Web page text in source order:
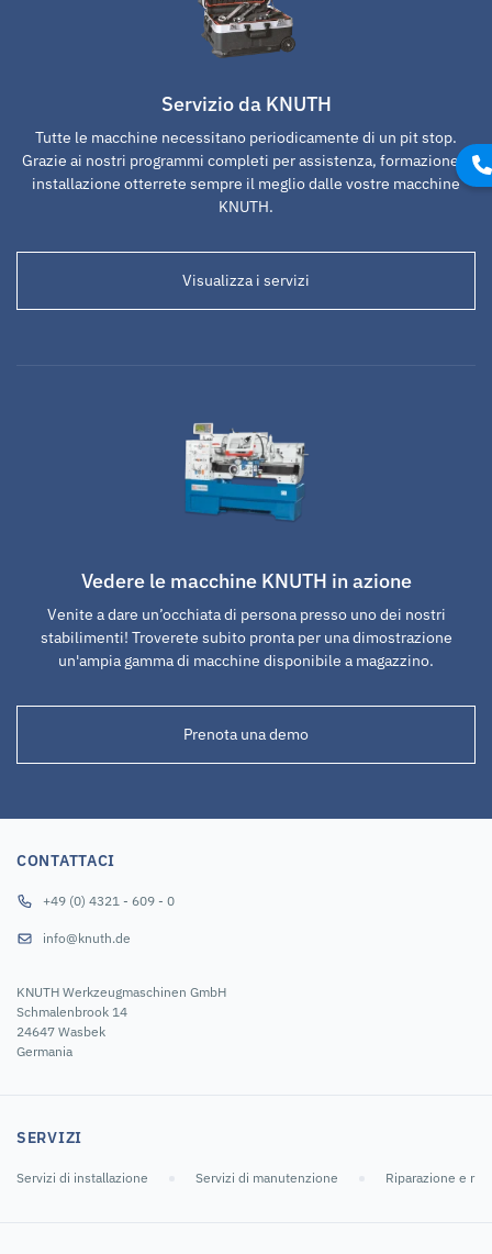
Servizio da KNUTH
Tutte le macchine necessitano periodicamente di un pit stop.
Grazie ai nostri programmi completi per assistenza, formazione e
installazione otterrete sempre il meglio dalle vostre macchine
KNUTH.
Visualizza i servizi
Vedere le macchine KNUTH in azione
Venite a dare un’occhiata di persona presso uno dei nostri
stabilimenti! Troverete subito pronta per una dimostrazione
un'ampia gamma di macchine disponibile a magazzino.
Prenota una demo
CONTATTACI
+49 (0) 4321 - 609 - 0
info@knuth.de
KNUTH Werkzeugmaschinen GmbH
Schmalenbrook 14
24647 Wasbek
Germania
SERVIZI
Servizi di installazione Servizi di manutenzione Riparazione e